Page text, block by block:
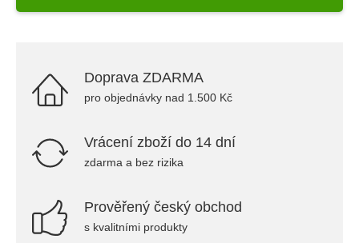
Doprava ZDARMA
pro objednávky nad 1.500 Kč
Vrácení zboží do 14 dní
zdarma a bez rizika
Prověřený český obchod
s kvalitními produkty